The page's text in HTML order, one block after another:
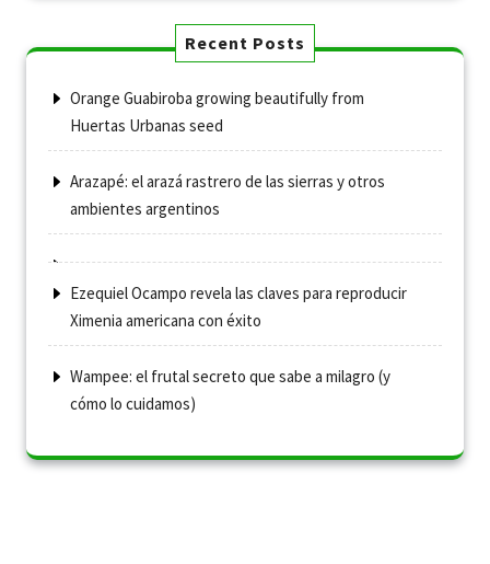
Recent Posts
Orange Guabiroba growing beautifully from
Huertas Urbanas seed
Arazapé: el arazá rastrero de las sierras y otros
ambientes argentinos
Ezequiel Ocampo revela las claves para reproducir
Ximenia americana con éxito
Wampee: el frutal secreto que sabe a milagro (y
cómo lo cuidamos)